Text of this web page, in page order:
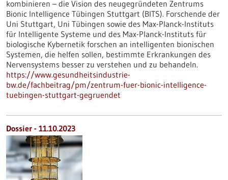
kombinieren – die Vision des neugegründeten Zentrums
Bionic Intelligence Tübingen Stuttgart (BITS). Forschende der
Uni Stuttgart, Uni Tübingen sowie des Max-Planck-Instituts
für Intelligente Systeme und des Max-Planck-Instituts für
biologische Kybernetik forschen an intelligenten bionischen
Systemen, die helfen sollen, bestimmte Erkrankungen des
Nervensystems besser zu verstehen und zu behandeln.
https://www.gesundheitsindustrie-
bw.de/fachbeitrag/pm/zentrum-fuer-bionic-intelligence-
tuebingen-stuttgart-gegruendet
Dossier - 11.10.2023